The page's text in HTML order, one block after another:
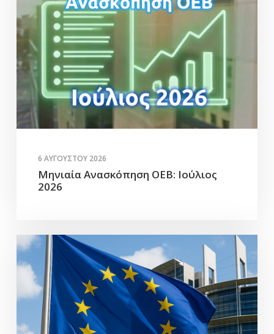
6 ΑΥΓΟΎΣΤΟΥ 2026
Μηνιαία Ανασκόπηση ΟΕΒ: Ιούλιος
2026